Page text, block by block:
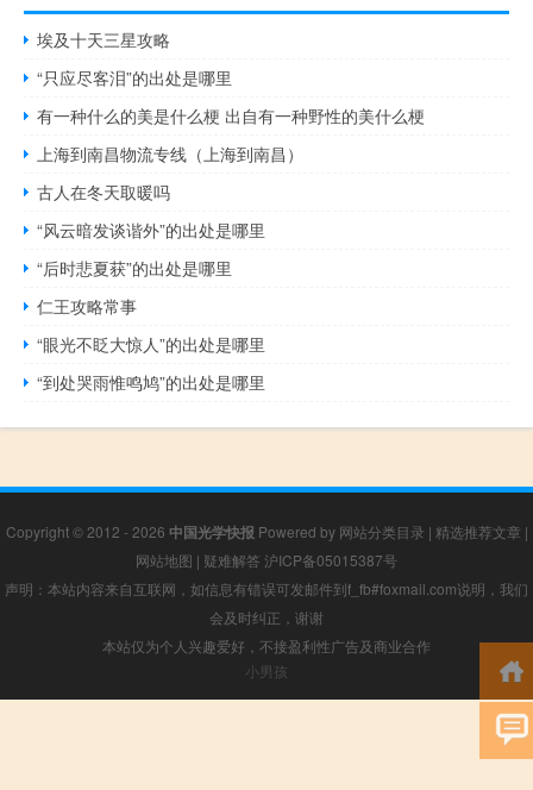
埃及十天三星攻略
“只应尽客泪”的出处是哪里
有一种什么的美是什么梗 出自有一种野性的美什么梗
上海到南昌物流专线（上海到南昌）
古人在冬天取暖吗
“风云暗发谈谐外”的出处是哪里
“后时悲夏获”的出处是哪里
仁王攻略常事
“眼光不眨大惊人”的出处是哪里
“到处哭雨惟鸣鸠”的出处是哪里
Copyright © 2012 - 2026 中国光学快报 Powered by 网站分类目录 | 精选推荐文章 |
网站地图 | 疑难解答 沪ICP备05015387号
声明：本站内容来自互联网，如信息有错误可发邮件到f_fb#foxmail.com说明，我们
会及时纠正，谢谢
本站仅为个人兴趣爱好，不接盈利性广告及商业合作
小男孩